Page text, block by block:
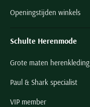
Openingstijden winkels
Schulte Herenmode
Grote maten herenkleding
Paul & Shark specialist
VIP member